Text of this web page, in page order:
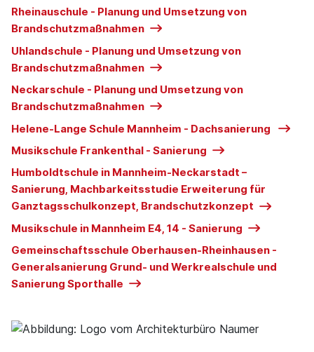
Rheinauschule - Planung und Umsetzung von
Brandschutzmaßnahmen
Uhlandschule - Planung und Umsetzung von
Brandschutzmaßnahmen
Neckarschule - Planung und Umsetzung von
Brandschutzmaßnahmen
Helene-Lange Schule Mannheim - Dachsanierung
Musikschule Frankenthal - Sanierung
Humboldtschule in Mannheim-Neckarstadt –
Sanierung, Machbarkeitsstudie Erweiterung für
Ganztagsschulkonzept, Brandschutzkonzept
Musikschule in Mannheim E4, 14 - Sanierung
Gemeinschaftsschule Oberhausen-Rheinhausen -
Generalsanierung Grund- und Werkrealschule und
Sanierung Sporthalle